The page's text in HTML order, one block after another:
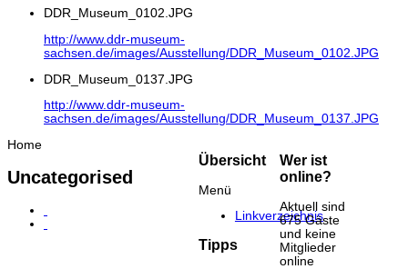
DDR_Museum_0102.JPG
http://www.ddr-museum-
sachsen.de/images/Ausstellung/DDR_Museum_0102.JPG
DDR_Museum_0137.JPG
http://www.ddr-museum-
sachsen.de/images/Ausstellung/DDR_Museum_0137.JPG
Home
Uncategorised
Übersicht
Menü
Linkverzeichnis
Tipps
Wer ist
online?
Aktuell sind
675 Gäste
und keine
Mitglieder
online